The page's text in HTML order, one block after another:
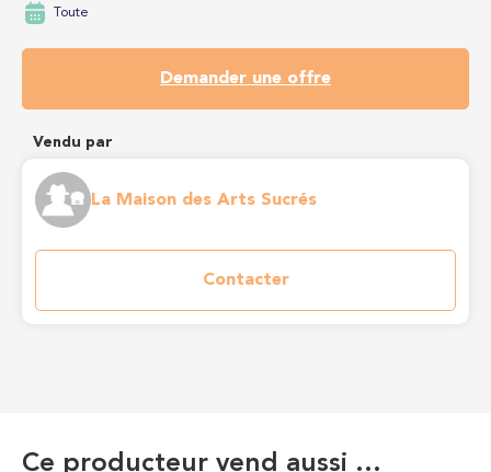
Toute
Demander une offre
Vendu par
La Maison des Arts Sucrés
Contacter
Ce producteur vend aussi …